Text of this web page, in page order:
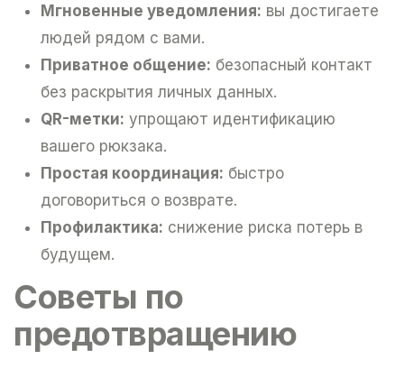
Мгновенные уведомления: вы достигаете
людей рядом с вами.
Приватное общение: безопасный контакт
без раскрытия личных данных.
QR-метки: упрощают идентификацию
вашего рюкзака.
Простая координация: быстро
договориться о возврате.
Профилактика: снижение риска потерь в
будущем.
Советы по
предотвращению